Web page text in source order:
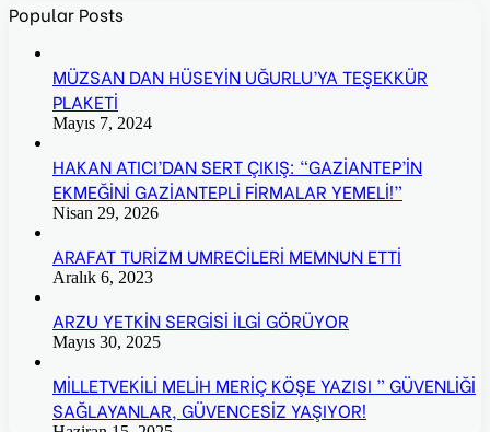
Popular Posts
MÜZSAN DAN HÜSEYİN UĞURLU’YA TEŞEKKÜR
PLAKETİ
Mayıs 7, 2024
HAKAN ATICI’DAN SERT ÇIKIŞ: “GAZİANTEP’İN
EKMEĞİNİ GAZİANTEPLİ FİRMALAR YEMELİ!”
Nisan 29, 2026
ARAFAT TURİZM UMRECİLERİ MEMNUN ETTİ
Aralık 6, 2023
ARZU YETKİN SERGİSİ İLGİ GÖRÜYOR
Mayıs 30, 2025
MİLLETVEKİLİ MELİH MERİÇ KÖŞE YAZISI ” GÜVENLİĞİ
SAĞLAYANLAR, GÜVENCESİZ YAŞIYOR!